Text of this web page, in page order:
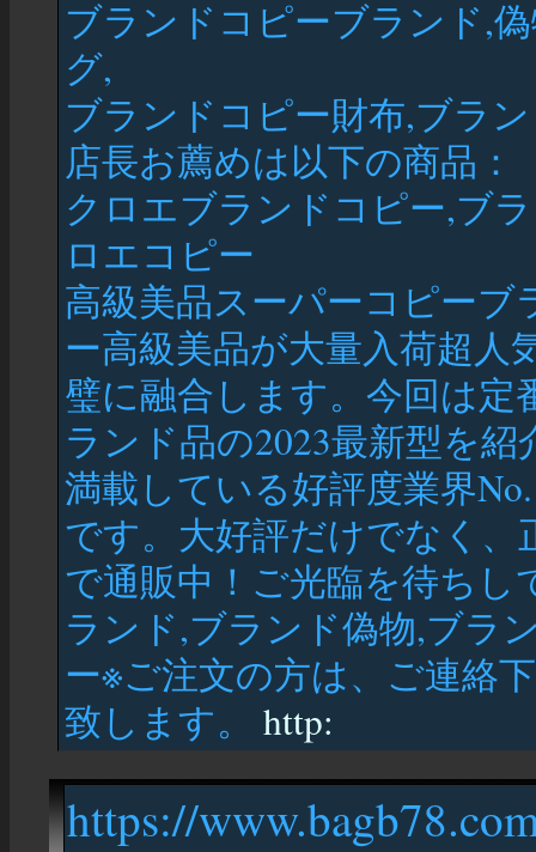
ブランドコピーブランド,
グ,
ブランドコピー財布,ブラ
店長お薦めは以下の商品：
クロエブランドコピー,ブ
ロエコピー
高級美品スーパーコピー
ー高級美品が大量入荷超
璧に融合します。今回は
ランド品の2023最新型を
満載している好評度業界
です。大好評だけでなく
で通販中！ご光臨を待ち
ランド,ブランド偽物,ブラ
ー※ご注文の方は、ご連絡
致します。 http:
https://